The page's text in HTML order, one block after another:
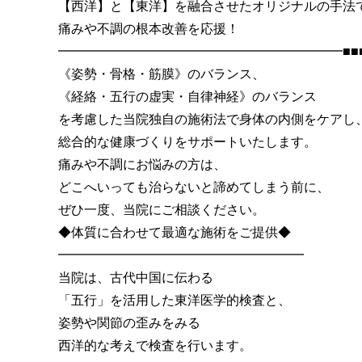
【西洋】と【東洋】を融合させたオリジナルの手法
痛みや不調の根本改善を応援！
《姿勢・骨格・筋膜》のバランス、
《経絡・五行の虚実・自律神経》のバランス
を考慮した当院独自の施術法で身体の内側をケアし、
総合的な健康づくりをサポートいたします。
痛みや不調にお悩みの方は、
どこへいっても治らないと諦めてしまう前に、
ぜひ一度、当院にご相談ください。
◆体質に合わせて最適な施術をご提供◆
━━━━━━━━━━━━━━━━━━━
当院は、古代中国に伝わる
「五行」を活用した東洋医学的検査と、
姿勢や関節の歪みをみる
西洋的な考えで検査を行います。